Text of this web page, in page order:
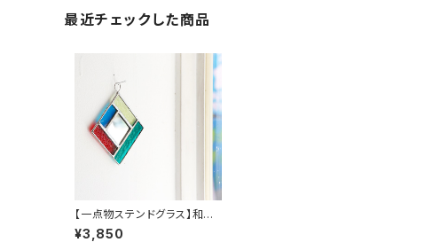
最近チェックした商品
【一点物ステンドグラス】和田
良弘／ワンダーミラー（引掛
けリング付き）E
¥3,850